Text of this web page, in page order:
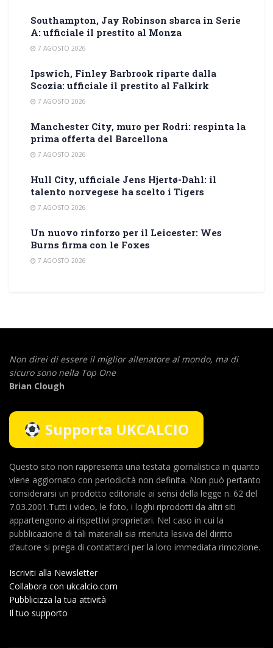
Southampton, Jay Robinson sbarca in Serie
A: ufficiale il prestito al Monza
7 AGOSTO 2026
Ipswich, Finley Barbrook riparte dalla
Scozia: ufficiale il prestito al Falkirk
7 AGOSTO 2026
Manchester City, muro per Rodri: respinta la
prima offerta del Barcellona
7 AGOSTO 2026
Hull City, ufficiale Jens Hjertø-Dahl: il
talento norvegese ha scelto i Tigers
7 AGOSTO 2026
Un nuovo rinforzo per il Leicester: Wes
Burns firma con le Foxes
7 AGOSTO 2026
Non direi di essere il miglior allenatore al mondo, ma di
sicuro sono nella Top One
Brian Clough
Supporta UKCALCIO
Questo sito non rappresenta una testata giornalistica in quanto
viene aggiornato con periodicità non definita. Non può pertanto
considerarsi un prodotto editoriale ai sensi della legge n. 62 del
7.03.2001.Tutti i video, le foto, i loghi riprodotti da altri siti
appartengono ai rispettivi proprietari. Nel caso in cui la
pubblicazione di tali materiali sia ritenuta lesiva del diritto
d’autore si prega di contattarci per la loro immediata rimozione.
Iscriviti alla Newsletter
Collabora con ukcalcio.com
Pubblicizza la tua attività
Il tuo supporto